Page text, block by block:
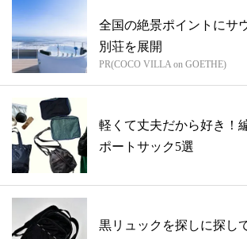
全国の絶景ポイントにサ
別荘を展開
PR(COCO VILLA on GOETHE)
軽くて丈夫だから好き！
ポートサック5選
黒リュックを探しに探し